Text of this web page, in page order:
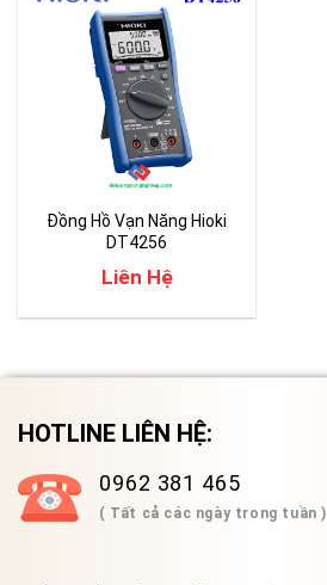
Đồng Hồ Vạn Năng Hioki
DT4256
Liên Hệ
HOTLINE LIÊN HỆ:
0962 381 465
( Tất cả các ngày trong tuần )